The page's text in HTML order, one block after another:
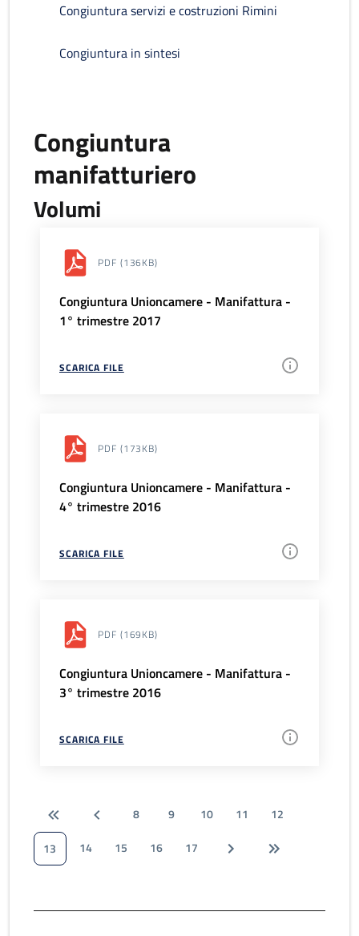
Congiuntura servizi e costruzioni Rimini
Congiuntura in sintesi
Congiuntura
manifatturiero
Volumi
PDF (136KB)
Congiuntura Unioncamere - Manifattura -
1° trimestre 2017
SCARICA FILE
PDF (173KB)
Congiuntura Unioncamere - Manifattura -
4° trimestre 2016
SCARICA FILE
PDF (169KB)
Congiuntura Unioncamere - Manifattura -
3° trimestre 2016
SCARICA FILE
8 9 10 11
12
13
14 15 16 17